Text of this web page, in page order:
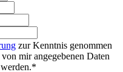
zur Kenntnis genommen
mir angegebenen Daten
*